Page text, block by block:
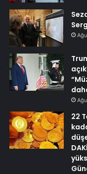
22